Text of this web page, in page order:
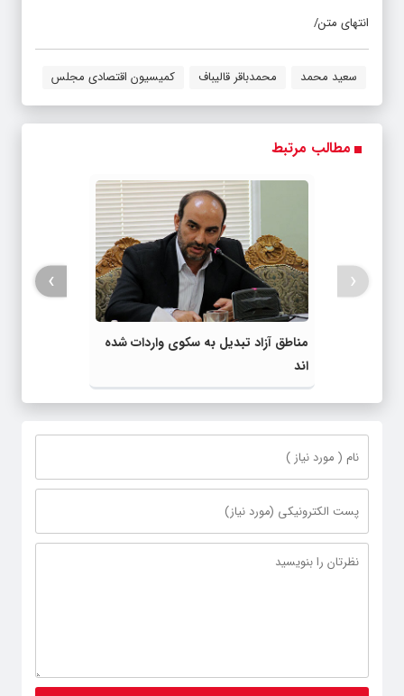
انتهای متن/
سعید محمد محمدباقر قالیباف کمیسیون اقتصادی مجلس
مطالب مرتبط
مناطق آزاد تبدیل به سکوی واردات شده
اند
‹
›